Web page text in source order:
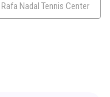
Rafa Nadal Tennis Center